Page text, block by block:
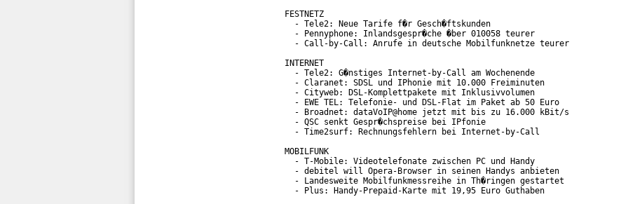
FESTNETZ
  - Tele2: Neue Tarife f�r Gesch�ftskunden
  - Pennyphone: Inlandsgespr�che �ber 010058 teurer
  - Call-by-Call: Anrufe in deutsche Mobilfunknetze teurer
INTERNET
  - Tele2: G�nstiges Internet-by-Call am Wochenende
  - Claranet: SDSL und IPhonie mit 10.000 Freiminuten
  - Cityweb: DSL-Komplettpakete mit Inklusivvolumen
  - EWE TEL: Telefonie- und DSL-Flat im Paket ab 50 Euro
  - Broadnet: dataVoIP@home jetzt mit bis zu 16.000 kBit/s
  - QSC senkt Gespr�chspreise bei IPfonie
  - Time2surf: Rechnungsfehlern bei Internet-by-Call
MOBILFUNK
  - T-Mobile: Videotelefonate zwischen PC und Handy
  - debitel will Opera-Browser in seinen Handys anbieten
  - Landesweite Mobilfunkmessreihe in Th�ringen gestartet
  - Plus: Handy-Prepaid-Karte mit 19,95 Euro Guthaben